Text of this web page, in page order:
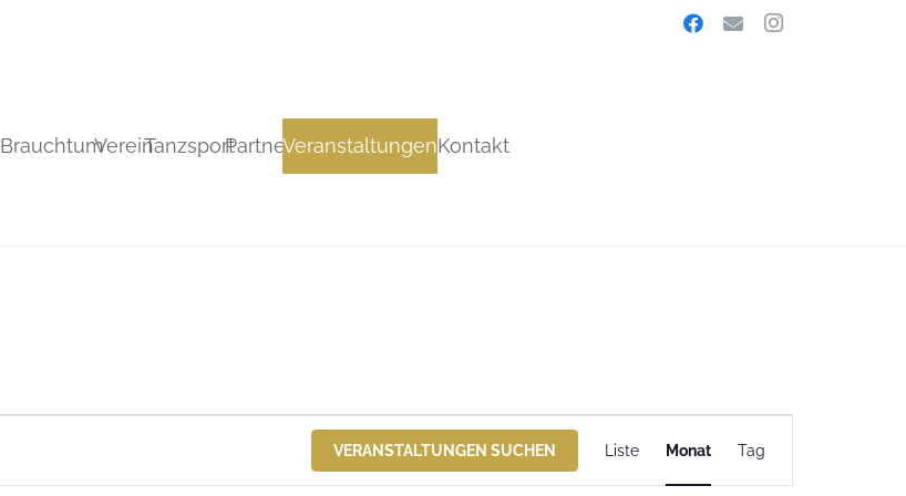
BrauchtumVereinTanzsportPartnerVeranstaltungenKontakt
VERANSTALTUNGEN SUCHEN
Veranstaltung
Ansichten-
Liste Monat Tag